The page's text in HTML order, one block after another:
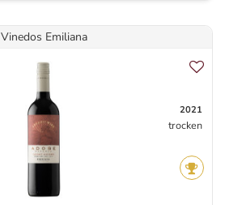
Vinedos Emiliana
2021
trocken